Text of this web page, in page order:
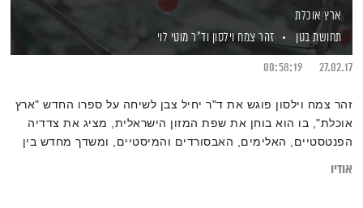
ארץ אוכלת
תחושת בטן
זהר צמח וילסון וד"ר מוטי לוי
27.02.17
00:58:19
זהר צמח וילסון פוגש את ד"ר יחיל צבן לשיחה על ספרו החדש "ארץ
אוכלת", בו הוא בוחן את שפת המזון הישראלית, מציג את צדדיה
הפנטסטיים, האלימים, האבסורדים והמיסטיים, ומשדך מחדש בין
אודיו